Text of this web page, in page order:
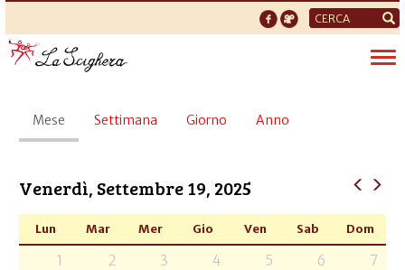
Form
di
ricerca
Schede
primarie
Mese (scheda
attiva)
Settimana Giorno Anno
Venerdì, Settembre 19, 2025
Lun Mar Mer Gio Ven Sab Dom
1 2 3 4 5 6 7